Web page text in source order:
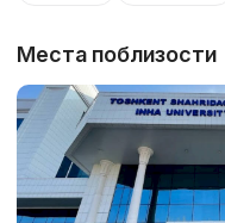
Места поблизости